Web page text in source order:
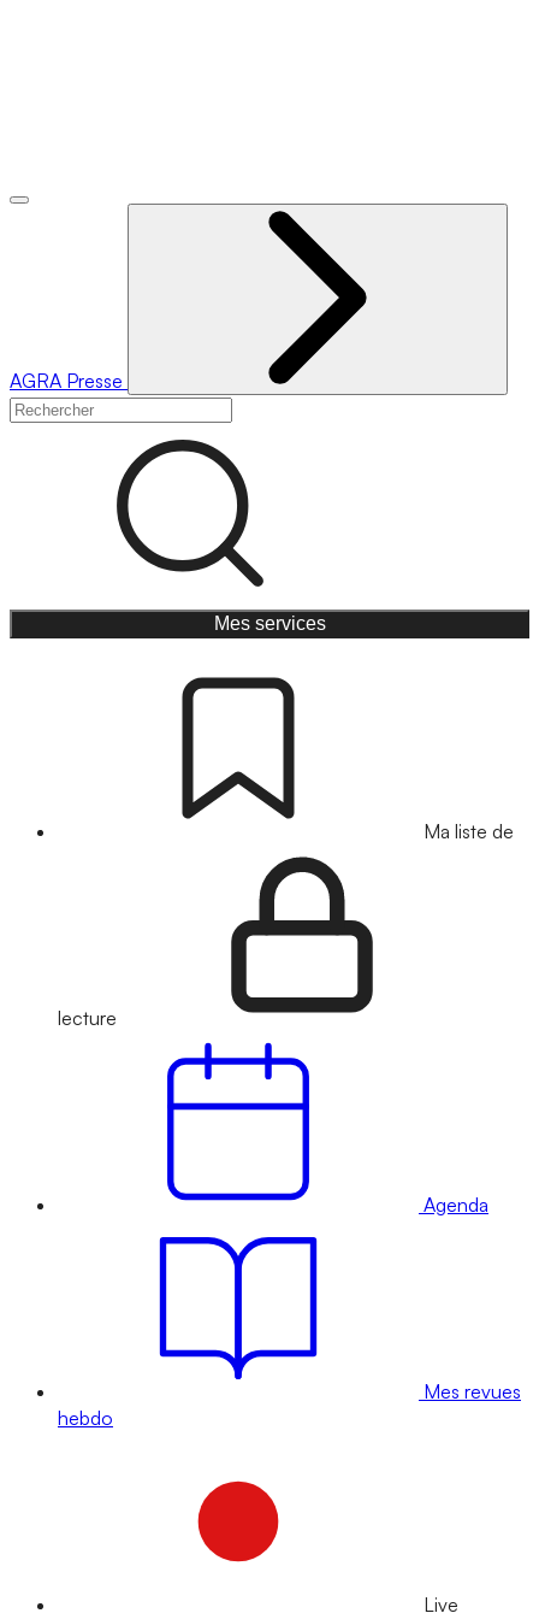
AGRA Presse
Mes services
Ma liste de
lecture
Agenda
Mes revues
hebdo
Live